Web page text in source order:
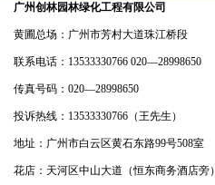
广州创林园林绿化工程有限公司
黄圃总场：广州市芳村大道珠江桥段
联系电话：13533330766 020—28998650
传真号码：020—28998650
投诉热线：13533330766（王先生）
地址：广州市白云区黄石东路99号508室
花店：天河区中山大道（恒东商务酒店旁）